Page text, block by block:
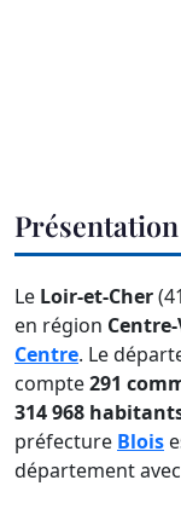
Le Loir-et-Cher
en région
Centre. Le
compte291
314 968
préfecture Blois
département